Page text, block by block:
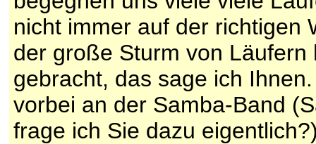
nicht immer auf der richtigen
der große Sturm von
gebracht, das sage ich
vorbei an der Samba-Band
frage ich Sie dazu